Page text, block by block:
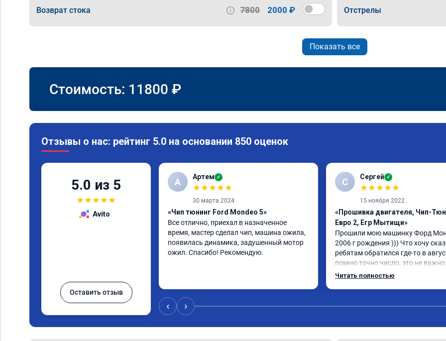
Возврат стока 7800 2000 ₽ Отстрелы
Показать все
Стоимость: 11800 ₽
Отзывы о нас: рейтинг 5.0 на основании 850 оценок
5.0 из 5
★★★★★
Avito
Оставить отзыв
А Артем ✓
★★★★★
30 марта 2024
«Чип тюнинг Ford Mondeo 5»
Все отлично, приехал в назначенное
время, мастер сделал чип, машина ожила,
появилась динамика, задушенный мотор
ожил. Спасибо! Рекомендую.
С Сергей ✓
★★★★★
15 ноября 2022
«Прошивка двигателя, Чип-
Евро 2, Егр Мытищи»
Прошили мою машинку Форд
2006 г рождения ))) Что хочу
ребятам обратился где-то в
помню точно число, это не важно
Мытищи если кому то важно
Читать полностью
‹ ›